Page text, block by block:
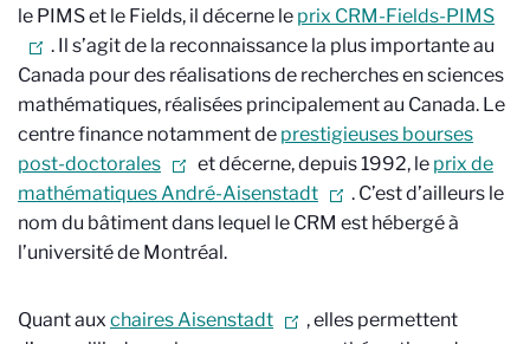
le PIMS et le Fields, il décerne le prix CRM-Fields-PIMS
. Il s’agit de la reconnaissance la plus importante au
Canada pour des réalisations de recherches en sciences
mathématiques, réalisées principalement au Canada. Le
centre finance notamment de prestigieuses bourses
post-doctorales
et décerne, depuis 1992, le prix de
mathématiques André-Aisenstadt
. C’est d’ailleurs le
nom du bâtiment dans lequel le CRM est hébergé à
l’université de Montréal.
Quant aux chaires Aisenstadt
, elles permettent